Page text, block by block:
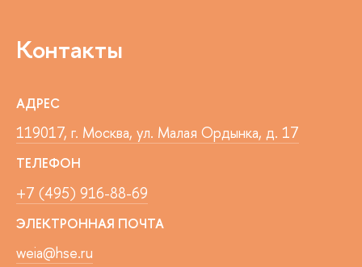
Контакты
АДРЕС
119017, г. Москва, ул. Малая Ордынка, д. 17
ТЕЛЕФОН
+7 (495) 916-88-69
ЭЛЕКТРОННАЯ ПОЧТА
weia@hse.ru